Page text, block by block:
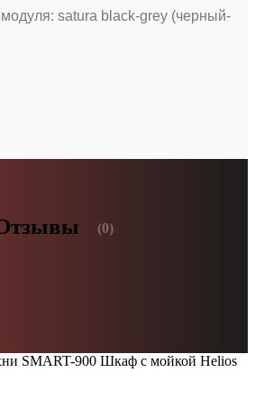
модуля: satura black-grey (черный-
(0)
SMART-900 Шкаф с мойкой Helios